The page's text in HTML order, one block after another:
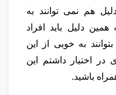
هم نمی توانند به
دلیل باید افراد
به خوبی از این
در اختیار داشتم این
باشید.